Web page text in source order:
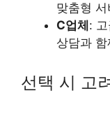
맞춤형
C업체 :
상담과
선택 시 고